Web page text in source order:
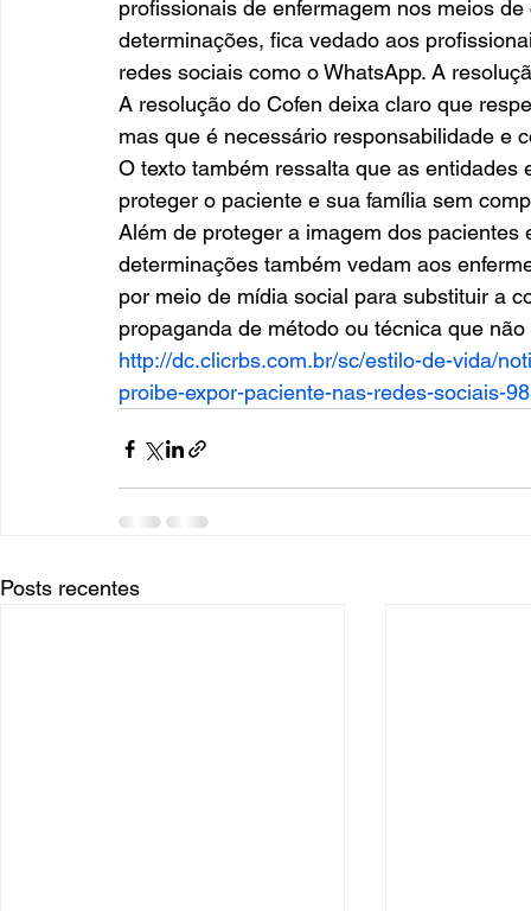
profissionais de enfermagem nos meios
determinações, fica vedado aos
redes sociais como o WhatsApp. A
A resolução do Cofen deixa claro que
mas que é necessário responsabilidade e
O texto também ressalta que as
proteger o paciente e sua família sem
Além de proteger a imagem dos
determinações também vedam aos
por meio de mídia social para substituir a
propaganda de método ou técnica que
http://dc.clicrbs.com.br/sc/estilo-de-vida/
proibe-expor-paciente-nas-redes-sociais-
Posts recentes